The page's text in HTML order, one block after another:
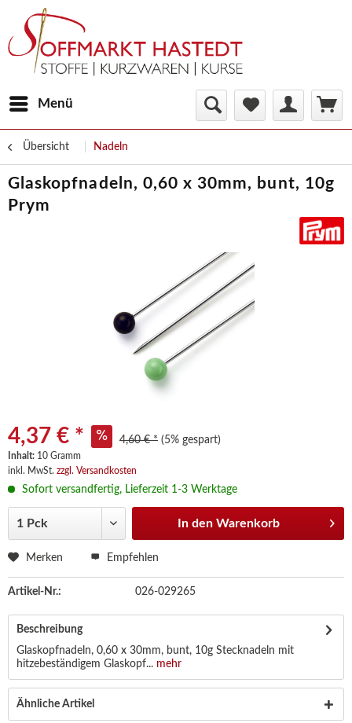
Menü
Übersicht Nadeln
Glaskopfnadeln, 0,60 x 30mm, bunt, 10g
Prym
4,37 € * 4,60 € * (5% gespart)
Inhalt: 10 Gramm
inkl. MwSt. zzgl. Versandkosten
Sofort versandfertig, Lieferzeit 1-3 Werktage
In den Warenkorb
Merken Empfehlen
Artikel-Nr.: 026-029265
Beschreibung
Glaskopfnadeln, 0,60 x 30mm, bunt, 10g Stecknadeln mit
hitzebeständigem Glaskopf... mehr
Ähnliche Artikel